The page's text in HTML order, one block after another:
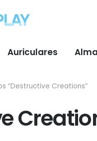
Auriculares
“Destructive Creations”